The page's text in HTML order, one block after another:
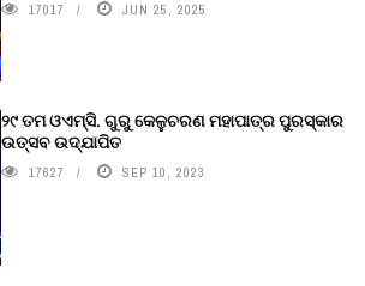
17017 JUN 25, 2025
୨୯ ତମ ଓଏମ୍‌ସି. ଗୁରୁ କେଳୁଚରଣ ମହାପାତ୍ର ପୁରସ୍କାର
ଉତ୍ସବ ଉଦ୍‍ଯାପିତ
17627 SEP 10, 2023